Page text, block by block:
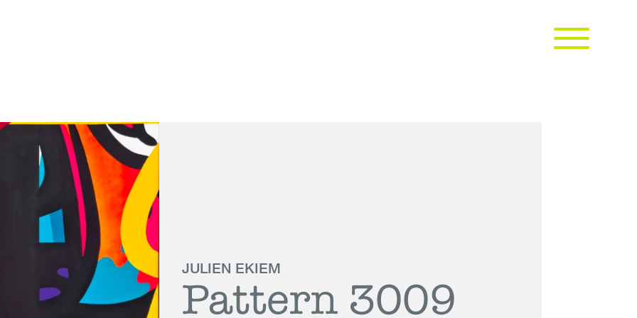
JULIEN EKIEM
Pattern 3009